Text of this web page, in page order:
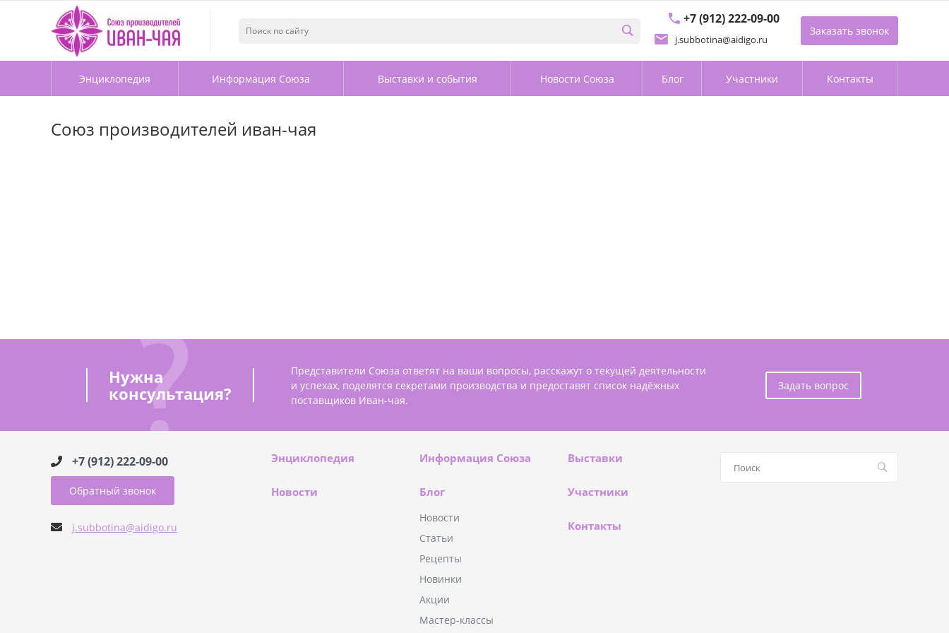
+7 (912) 222-09-00
j.subbotina@aidigo.ru
Заказать звонок
Энциклопедия Информация Союза Выставки и события Новости Союза Блог Участники Контакты
Союз производителей иван-чая
Нужна
консультация?
Представители Союза ответят на ваши вопросы, расскажут о текущей деятельности
и успехах, поделятся секретами производства и предоставят список надёжных
поставщиков Иван-чая.
Задать вопрос
+7 (912) 222-09-00
Обратный звонок
j.subbotina@aidigo.ru
Энциклопедия Информация Союза Выставки
Новости Блог
Новости
Статьи
Рецепты
Новинки
Акции
Мастер-классы
Участники
Контакты